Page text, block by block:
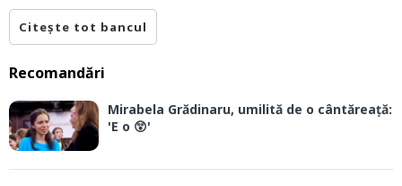
Citește tot bancul
Recomandări
Mirabela Grădinaru, umilită de o cântăreață:
'E o 😲'